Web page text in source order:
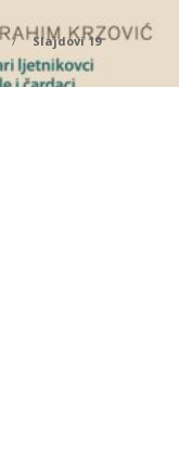
Slajdovi 19